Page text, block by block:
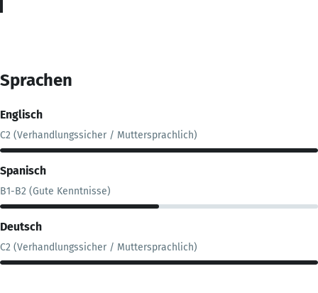
Sprachen
Englisch
C2 (Verhandlungssicher / Muttersprachlich)
Spanisch
B1-B2 (Gute Kenntnisse)
Deutsch
C2 (Verhandlungssicher / Muttersprachlich)